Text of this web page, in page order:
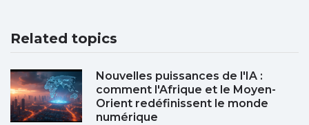
Related topics
Nouvelles puissances de l'IA :
comment l'Afrique et le Moyen-
Orient redéfinissent le monde
numérique